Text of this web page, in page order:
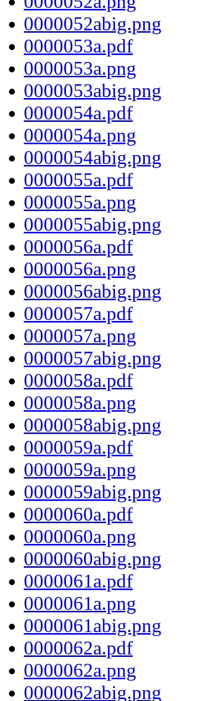
0000052abig.png
0000053a.pdf
0000053a.png
0000053abig.png
0000054a.pdf
0000054a.png
0000054abig.png
0000055a.pdf
0000055a.png
0000055abig.png
0000056a.pdf
0000056a.png
0000056abig.png
0000057a.pdf
0000057a.png
0000057abig.png
0000058a.pdf
0000058a.png
0000058abig.png
0000059a.pdf
0000059a.png
0000059abig.png
0000060a.pdf
0000060a.png
0000060abig.png
0000061a.pdf
0000061a.png
0000061abig.png
0000062a.pdf
0000062a.png
0000062abig.png